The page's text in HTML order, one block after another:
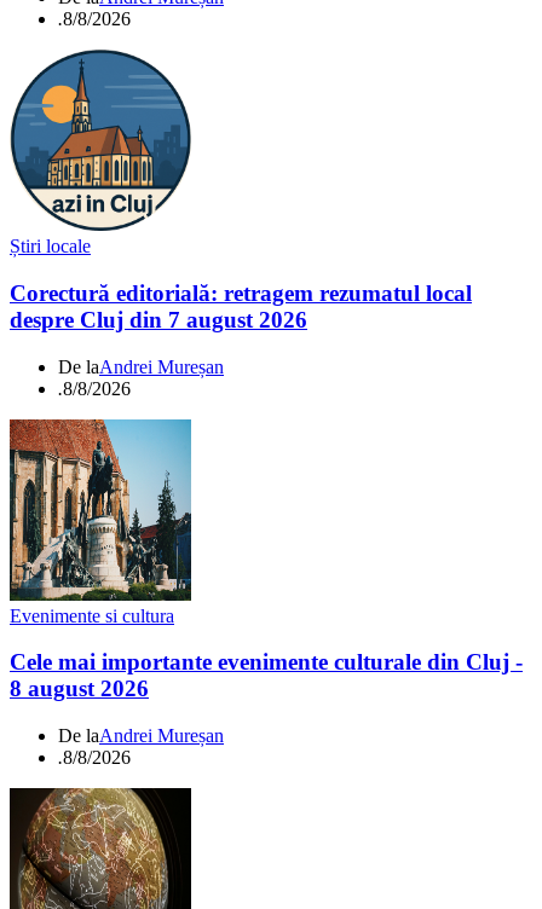
.8/8/2026
Știri locale
Corectură editorială: retragem rezumatul local
despre Cluj din 7 august 2026
De laAndrei Mureșan
.8/8/2026
Evenimente si cultura
Cele mai importante evenimente culturale din Cluj -
8 august 2026
De laAndrei Mureșan
.8/8/2026